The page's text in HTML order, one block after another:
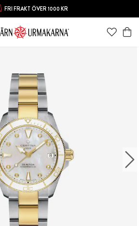
FRI FRAKT ÖVER 1000 KR